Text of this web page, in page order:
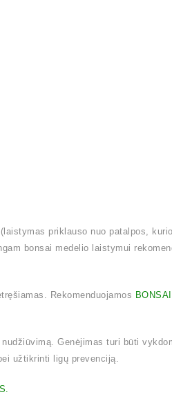
priklauso nuo patalpos,
bonsai medelio laistymui
Rekomenduojamos
Genėjimas turi būti
užtikrinti ligų prevenciją.